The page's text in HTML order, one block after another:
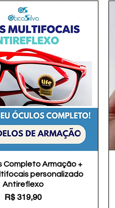
rápida
Completo Armação +
personalizado
Antireflexo
Preço
R$ 319,90